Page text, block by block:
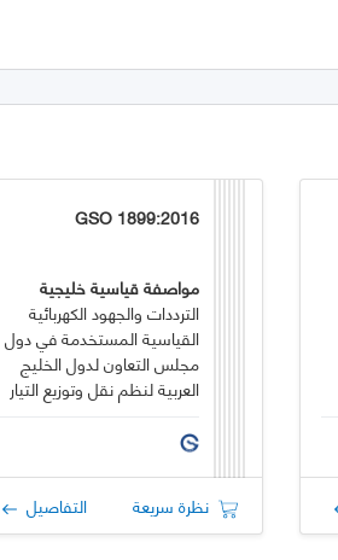
GSO 1899:2016
مواصفة قياسية خليجية
الترددات والجهود الكهربائية
القياسية المستخدمة في دول
مجلس التعاون لدول الخليج
العربية لنظم نقل وتوزيع التيار
نظرة سريعة التفاصيل